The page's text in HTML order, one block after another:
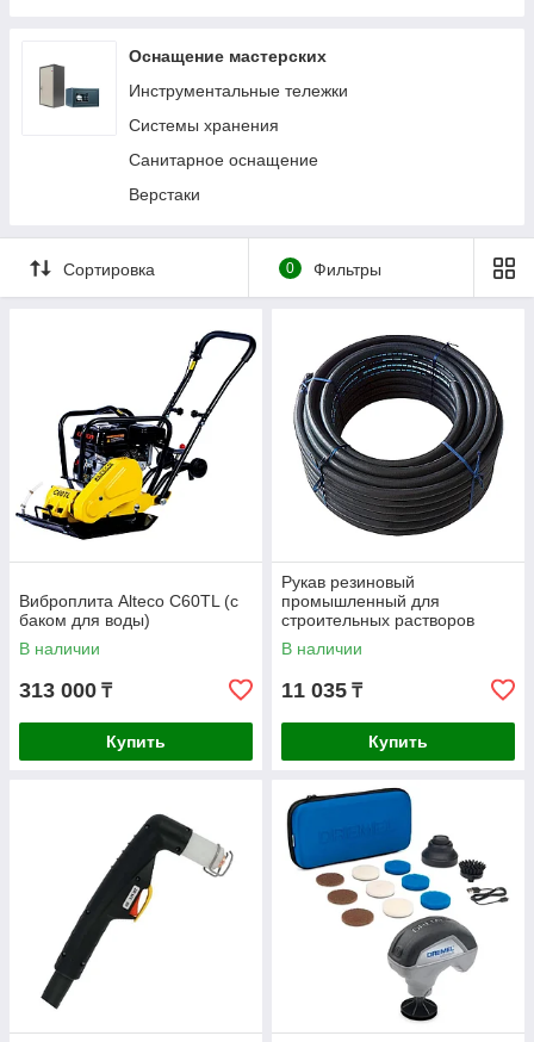
Шиномонтажное оборудование
Кантователи двигателя
Краны гаражные
Лежаки подкатные
Подставки страховочные
Трансмиссионные стойки
Гидравлические цилиндры и насосы
Подъемники автомобильные
Стяжки пружин
Специальный инструмент
Станки и мойки деталей
Диагностическое оборудование
Вытяжка выхлопных газов
Кузовной ремонт
Фонари и переноски
Оснащение мастерских
Инструментальные тележки
Системы хранения
Санитарное оснащение
Верстаки
Сортировка 0 Фильтры
Виброплита Alteco C60TL (с
баком для воды)
В наличии
313 000 ₸
Купить
Рукав резиновый
промышленный для
строительных растворов
SEMPERIT SM40 50х8мм 1м
В наличии
11 035 ₸
Купить